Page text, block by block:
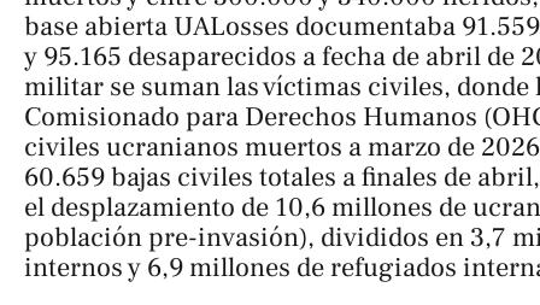
base abierta UALosses documentaba
y 95.165 desaparecidos a fecha de abril de
militar se suman las víctimas civiles, donde
Comisionado para Derechos Humanos
civiles ucranianos muertos a marzo de
60.659 bajas civiles totales a finales de
el desplazamiento de 10,6 millones de
población pre-invasión), divididos en 3,7
internos y 6,9 millones de refugiados